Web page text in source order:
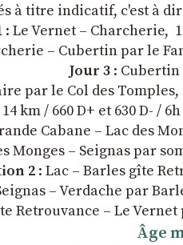
à titre indicatif, c'est à
: Le Vernet – Charcherie,
– Cubertin par le
Jour 3 : Cubertin
par le Col des Tomples,
km / 660 D+ et 630 D- /
Cabane – Lac des
Monges – Seignas par
2 : Lac – Barles gîte
– Verdache par
Retrouvance – Le Vernet
Âge